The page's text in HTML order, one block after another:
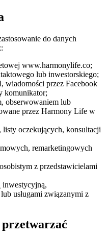
do danych
www.harmonylife.co;
lub inwestorskiego;
wiadomości przez Facebook
komunikator;
obserwowaniem lub
przez Harmony Life w
listy oczekujących, konsultacji
remarketingowych
z przedstawicielami
inwestycyjną,
usługami związanymi z
przetwarzać